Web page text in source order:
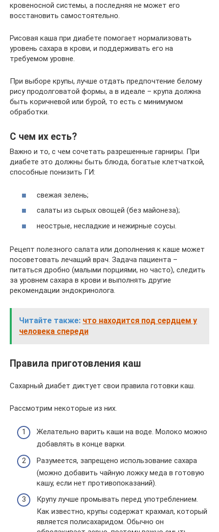
кровеносной системы, а последняя не может его
восстановить самостоятельно.
Рисовая каша при диабете помогает нормализовать
уровень сахара в крови, и поддерживать его на
требуемом уровне.
При выборе крупы, лучше отдать предпочтение белому
рису продолговатой формы, а в идеале – крупа должна
быть коричневой или бурой, то есть с минимумом
обработки.
С чем их есть?
Важно и то, с чем сочетать разрешенные гарниры. При
диабете это должны быть блюда, богатые клетчаткой,
способные понизить ГИ:
свежая зелень;
салаты из сырых овощей (без майонеза);
неострые, несладкие и нежирные соусы.
Рецепт полезного салата или дополнения к каше может
посоветовать лечащий врач. Задача пациента –
питаться дробно (малыми порциями, но часто), следить
за уровнем сахара в крови и выполнять другие
рекомендации эндокринолога.
Читайте также: что находится под сердцем у
человека спереди
Правила приготовления каш
Сахарный диабет диктует свои правила готовки каш.
Рассмотрим некоторые из них.
Желательно варить каши на воде. Молоко можно
добавлять в конце варки.
Разумеется, запрещено использование сахара
(можно добавить чайную ложку меда в готовую
кашу, если нет противопоказаний).
Крупу лучше промывать перед употреблением.
Как известно, крупы содержат крахмал, который
является полисахаридом. Обычно он